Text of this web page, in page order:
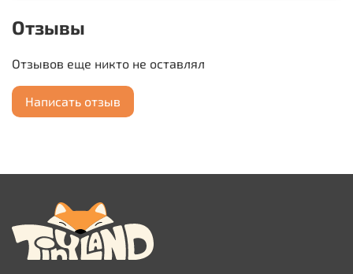
Отзывы
Отзывов еще никто не оставлял
Написать отзыв